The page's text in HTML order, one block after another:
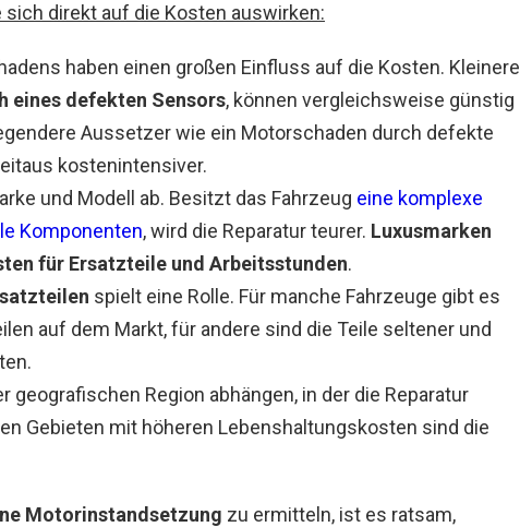
direkt auf die Kosten auswirken:
haben einen großen Einfluss auf die Kosten. Kleinere
eines defekten Sensors, können vergleichsweise günstig
Aussetzer wie ein Motorschaden durch defekte
kostenintensiver.
und Modell ab. Besitzt das Fahrzeug eine komplexe
Komponenten, wird die Reparatur teurer. Luxusmarken
für Ersatzteile und Arbeitsstunden.
spielt eine Rolle. Für manche Fahrzeuge gibt es
auf dem Markt, für andere sind die Teile seltener und
geografischen Region abhängen, in der die Reparatur
Gebieten mit höheren Lebenshaltungskosten sind die
Motorinstandsetzung zu ermitteln, ist es ratsam,